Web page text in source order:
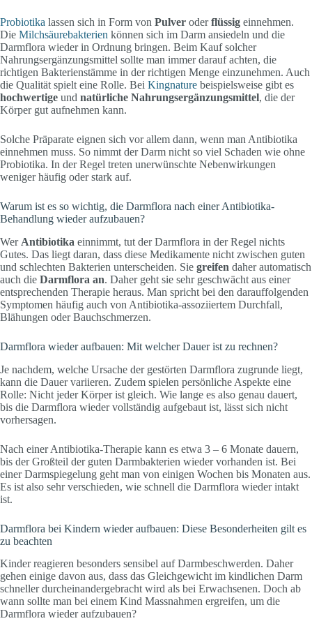
Probiotika lassen sich in Form von Pulver oderflüssig einnehmen.
Die Milchsäurebakterien können sich im Darm ansiedeln und die
Darmflora wieder in Ordnung bringen. Beim Kauf solcher
Nahrungsergänzungsmittel sollte man immer darauf achten, die
richtigen Bakterienstämme in der richtigen Menge einzunehmen. Auch
die Qualität spielt eine Rolle. Bei Kingnature beispielsweise gibt es
hochwertige und natürliche Nahrungsergänzungsmittel, die der
Körper gut aufnehmen kann.
Solche Präparate eignen sich vor allem dann, wenn man Antibiotika
einnehmen muss. So nimmt der Darm nicht so viel Schaden wie ohne
Probiotika. In der Regel treten unerwünschte Nebenwirkungen
weniger häufig oder stark auf.
Warum ist es so wichtig, die Darmflora nach einer Antibiotika-
Behandlung wieder aufzubauen?
Wer Antibiotika einnimmt, tut der Darmflora in der Regel nichts
Gutes. Das liegt daran, dass diese Medikamente nicht zwischen guten
und schlechten Bakterien unterscheiden. Sie greifen daher automatisch
auch die Darmflora an. Daher geht sie sehr geschwächt aus einer
entsprechenden Therapie heraus. Man spricht bei den darauffolgenden
Symptomen häufig auch von Antibiotika-assoziiertem Durchfall,
Blähungen oder Bauchschmerzen.
Darmflora wieder aufbauen: Mit welcher Dauer ist zu rechnen?
Je nachdem, welche Ursache der gestörten Darmflora zugrunde liegt,
kann die Dauer variieren. Zudem spielen persönliche Aspekte eine
Rolle: Nicht jeder Körper ist gleich. Wie lange es also genau dauert,
bis die Darmflora wieder vollständig aufgebaut ist, lässt sich nicht
vorhersagen.
Nach einer Antibiotika-Therapie kann es etwa 3 – 6 Monate dauern,
bis der Großteil der guten Darmbakterien wieder vorhanden ist. Bei
einer Darmspiegelung geht man von einigen Wochen bis Monaten aus.
Es ist also sehr verschieden, wie schnell die Darmflora wieder intakt
ist.
Darmflora bei Kindern wieder aufbauen: Diese Besonderheiten gilt es
zu beachten
Kinder reagieren besonders sensibel auf Darmbeschwerden. Daher
gehen einige davon aus, dass das Gleichgewicht im kindlichen Darm
schneller durcheinandergebracht wird als bei Erwachsenen. Doch ab
wann sollte man bei einem Kind Massnahmen ergreifen, um die
Darmflora wieder aufzubauen?